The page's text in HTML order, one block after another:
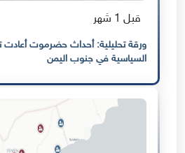
قبل 1 شهر
ورقة تحليلية: أحداث حضرموت أعادت
السياسية في جنوب اليمن